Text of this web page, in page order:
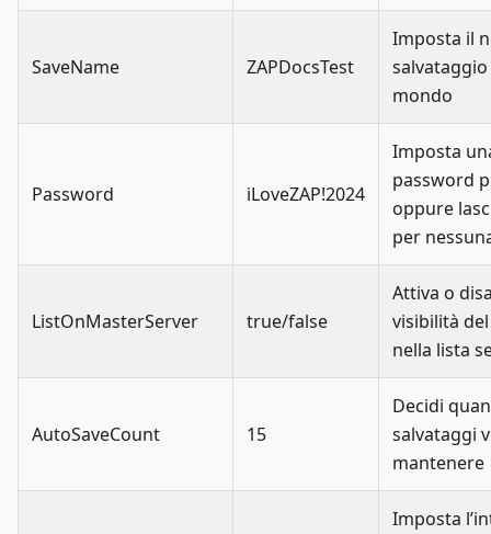
SaveName ZAPDocsTest
Imposta il
mondo
Password iLoveZAP!2024
Imposta
password
oppure
per
ListOnMasterServer true/false
Attiva o
visibilità
nella lista
AutoSaveCount 15
Decidi
salvataggi
mantenere
Imposta